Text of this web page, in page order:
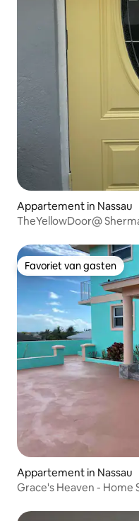
Appartement in Nassau
TheYellowDoor@
Favoriet van gasten
Favoriet van gasten
Appartement in Nassau
Grace's Heaven - Home